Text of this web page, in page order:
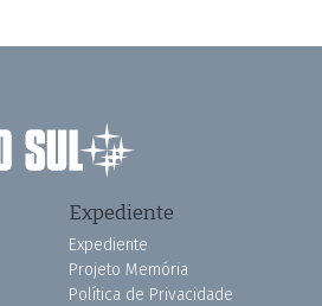
Expediente
Expediente
Projeto Memória
Política de Privacidade